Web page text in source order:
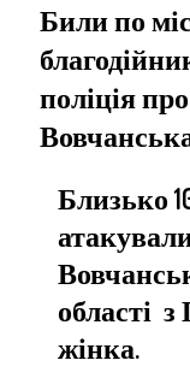
Били по
поліція
Близько
області з
жінка.